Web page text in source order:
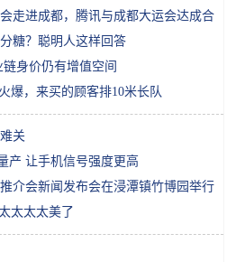
走进成都，腾讯与成都大运会达成合
糖？聪明人这样回答
身价仍有增值空间
爆，来买的顾客排10米长队
关
产 让手机信号强度更高
介会新闻发布会在浸潭镇竹博园举行
太太太美了